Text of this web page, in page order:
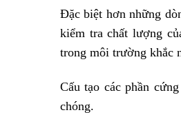
Đặc biệt hơn những
kiểm tra chất lượng
trong môi trường khắc
Cấu tạo các phần
chóng.